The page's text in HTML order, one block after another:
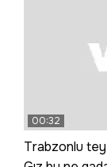
00:32
Trabzonlu